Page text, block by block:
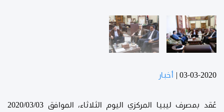
03-03-2020 أخبار
عُقد بمصرف ليبيا المركزي اليوم الثلاثاء، الموافق 2020/03/03